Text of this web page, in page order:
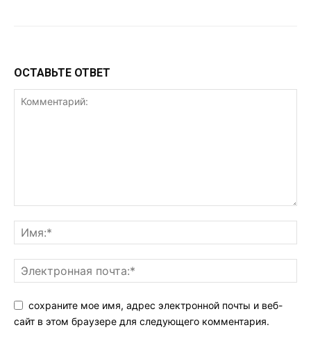
ОСТАВЬТЕ ОТВЕТ
сохраните мое имя, адрес электронной почты и веб-
сайт в этом браузере для следующего комментария.